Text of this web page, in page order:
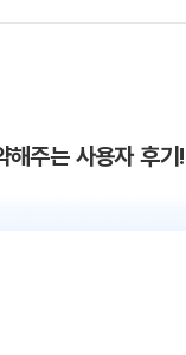
주는 사용자 후기!